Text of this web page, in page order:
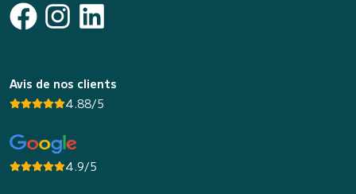
Avis de nos clients
4.88/5
4.9/5